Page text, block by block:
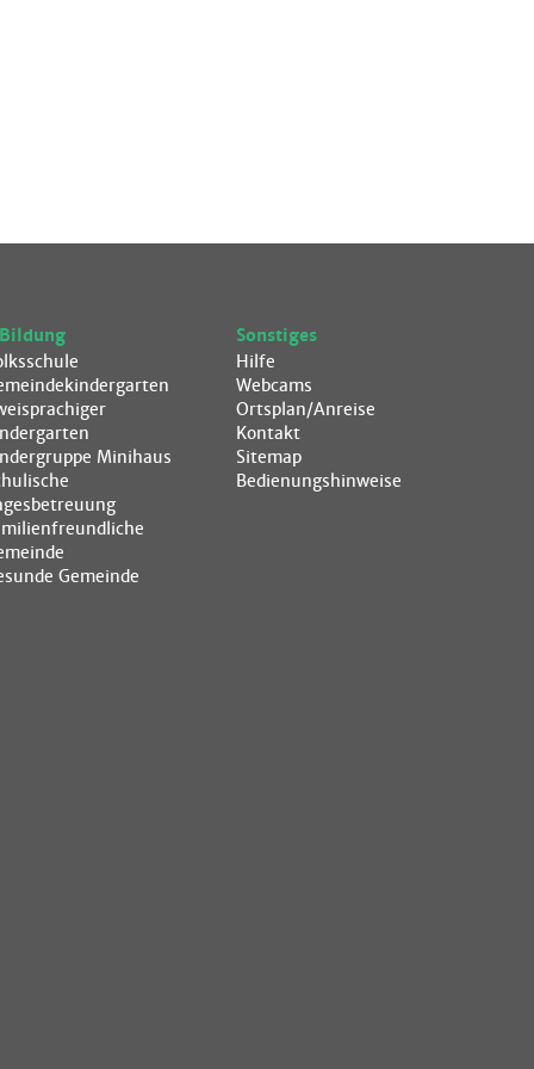
Bildung
Minihaus
Gemeinde
Sonstiges
Hilfe
Webcams
Ortsplan/Anreise
Kontakt
Sitemap
Bedienungshinweise